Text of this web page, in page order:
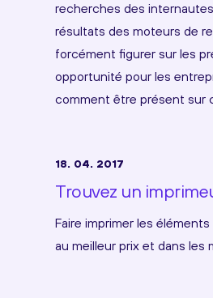
recherches des
résultats des moteurs de
forcément figurer sur les
opportunité pour les
comment être présent sur
18. 04. 2017
Trouvez un
Faire imprimer les
au meilleur prix et dans les